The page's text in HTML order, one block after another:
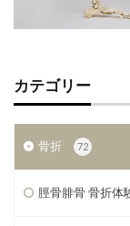
カテゴリー
骨折 72
脛骨腓骨 骨折体